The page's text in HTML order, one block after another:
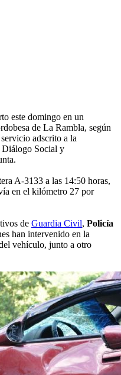
este domingo en un
de La Rambla, según
servicio adscrito a la
Diálogo Social y
A-3133 a las 14:50 horas,
en el kilómetro 27 por
de Guardia Civil, Policía
han intervenido en la
vehículo, junto a otro